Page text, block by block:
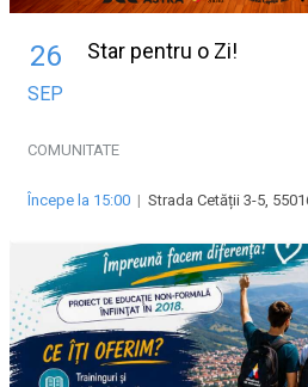
26
SEP
Star pentru o Zi!
COMUNITATE
Începe la 15:00 | Strada Cetății 3-5,